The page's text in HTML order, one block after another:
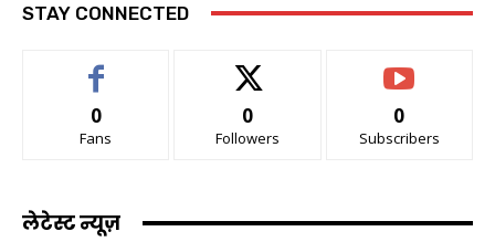
STAY CONNECTED
0
Fans
0
Followers
0
Subscribers
लेटेस्ट न्यूज़